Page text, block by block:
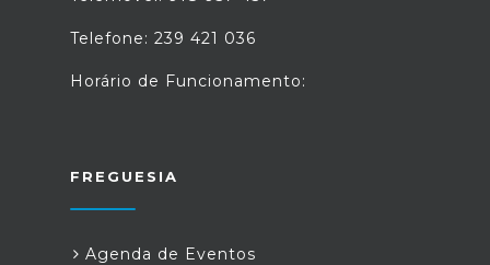
Telefone: 239 421 036
Horário de Funcionamento:
FREGUESIA
Agenda de Eventos